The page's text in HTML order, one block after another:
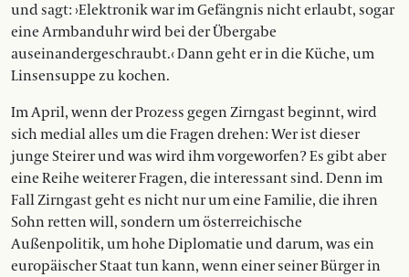
und sagt: ›Elektronik war im Gefängnis nicht erlaubt, sogar
eine Armbanduhr wird bei der Übergabe
auseinandergeschraubt.‹ Dann geht er in die Küche, um
Linsensuppe zu kochen.
Im April, wenn der Prozess gegen Zirngast beginnt, wird
sich medial alles um die Fragen drehen: Wer ist dieser
junge Steirer und was wird ihm vorgeworfen? Es gibt aber
eine Reihe weiterer Fragen, die interessant sind. Denn im
Fall Zirngast geht es nicht nur um eine Familie, die ihren
Sohn retten will, sondern um österreichische
Außenpolitik, um hohe Diplomatie und darum, was ein
europäischer Staat tun kann, wenn einer seiner Bürger in